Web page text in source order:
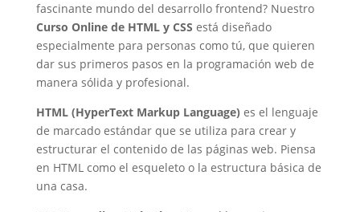
fascinante mundo del desarrollo frontend? Nuestro
Curso Online de HTML y CSS está diseñado
especialmente para personas como tú, que quieren
dar sus primeros pasos en la programación web de
manera sólida y profesional.
HTML (HyperText Markup Language) es el lenguaje
de marcado estándar que se utiliza para crear y
estructurar el contenido de las páginas web. Piensa
en HTML como el esqueleto o la estructura básica de
una casa.